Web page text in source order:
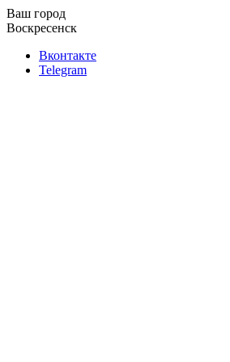
Ваш город
Воскресенск
Вконтакте
Telegram